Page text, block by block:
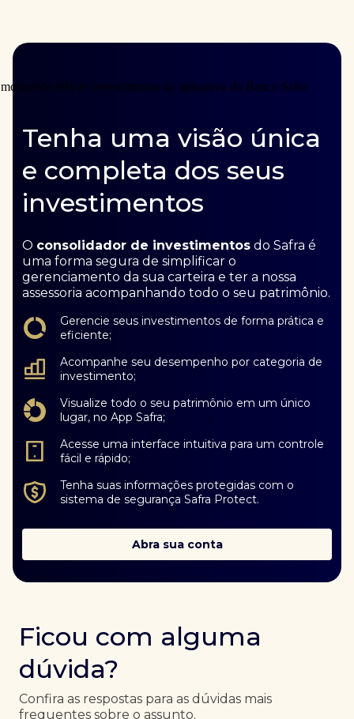
Tenha uma visão única
e completa dos seus
investimentos
O consolidador de investimentos do Safra é
uma forma segura de simplificar o
gerenciamento da sua carteira e ter a nossa
assessoria acompanhando todo o seu patrimônio.
Gerencie seus investimentos de forma prática e
eficiente;
Acompanhe seu desempenho por categoria de
investimento;
Visualize todo o seu patrimônio em um único
lugar, no App Safra;
Acesse uma interface intuitiva para um controle
fácil e rápido;
Tenha suas informações protegidas com o
sistema de segurança Safra Protect.
Abra sua conta
Ficou com alguma
dúvida?
Confira as respostas para as dúvidas mais
frequentes sobre o assunto.